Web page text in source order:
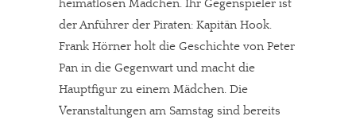
heimatlosen Mädchen. Ihr Gegenspieler ist
der Anführer der Piraten: Kapitän Hook.
Frank Hörner holt die Geschichte von Peter
Pan in die Gegenwart und macht die
Hauptfigur zu einem Mädchen. Die
Veranstaltungen am Samstag sind bereits